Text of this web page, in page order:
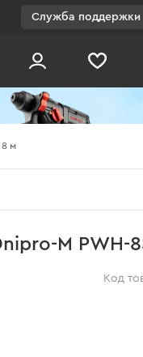
Служба поддержки
0 800 200 500
8 м
M PWH-
Код